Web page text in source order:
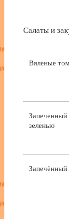
Салаты и
Вяленые
зеленью